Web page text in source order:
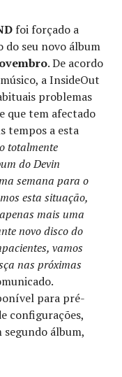
foi forçado a
do seu novo álbum
. De acordo
a InsideOut
problemas
que tem afectado
tempos a esta
totalmente
do Devin
semana para o
esta situação,
mais uma
novo disco do
vamos
nas próximas
para pré-
configurações,
álbum,